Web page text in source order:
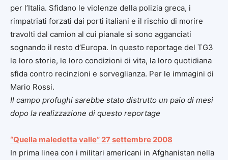
per l’Italia. Sfidano le violenze della polizia greca, i
rimpatriati forzati dai porti italiani e il rischio di morire
travolti dal camion al cui pianale si sono agganciati
sognando il resto d’Europa. In questo reportage del TG3
le loro storie, le loro condizioni di vita, la loro quotidiana
sfida contro recinzioni e sorveglianza. Per le immagini di
Mario Rossi.
Il campo profughi sarebbe stato distrutto un paio di mesi
dopo la realizzazione di questo reportage
“Quella maledetta valle” 27 settembre 2008
In prima linea con i militari americani in Afghanistan nella